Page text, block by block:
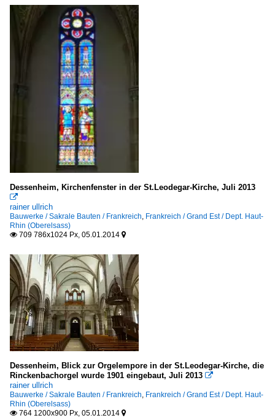
Dessenheim, Kirchenfenster in der St.Leodegar-Kirche, Juli 2013

rainer ullrich
Bauwerke / Sakrale Bauten / Frankreich Frankreich / Grand Est / Dept. Haut-
Rhin (Oberelsass)
 709 786x1024 Px, 05.01.2014 
Dessenheim, Blick zur Orgelempore in der St.Leodegar-Kirche, die
Rinckenbachorgel wurde 1901 eingebaut, Juli 2013 
rainer ullrich
Bauwerke / Sakrale Bauten / Frankreich Frankreich / Grand Est / Dept. Haut-
Rhin (Oberelsass)
 764 1200x900 Px, 05.01.2014 